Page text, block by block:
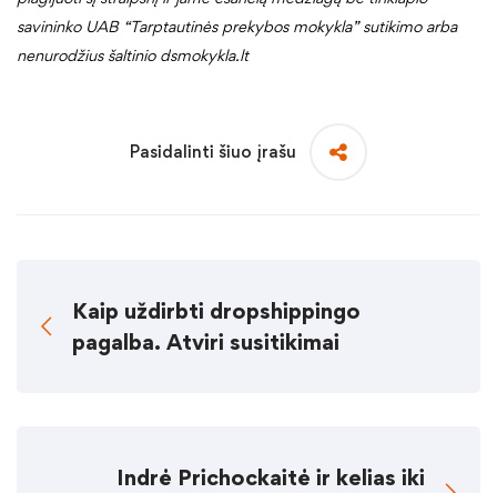
savininko UAB “Tarptautinės prekybos mokykla” sutikimo arba
nenurodžius šaltinio dsmokykla.lt
Pasidalinti šiuo įrašu
Kaip uždirbti dropshippingo
pagalba. Atviri susitikimai
Indrė Prichockaitė ir kelias iki